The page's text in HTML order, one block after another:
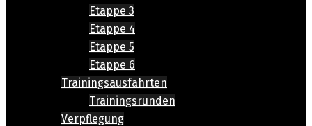
Etappe 3
Etappe 4
Etappe 5
Etappe 6
Trainingsausfahrten
Trainingsrunden
Verpflegung